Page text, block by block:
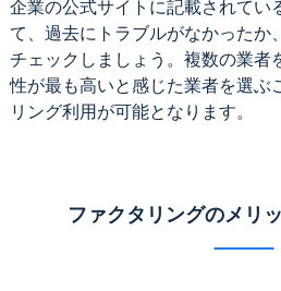
企業の公式サイトに記載されてい
て、過去にトラブルがなかったか
チェックしましょう。複数の業者
性が最も高いと感じた業者を選ぶ
リング利用が可能となります。
ファクタリングのメリ